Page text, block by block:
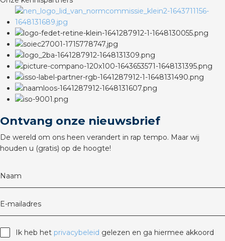
Ontvang onze nieuwsbrief
De wereld om ons heen verandert in rap tempo. Maar wij
houden u (gratis) op de hoogte!
Naam
E-mailadres
Ik heb het privacybeleid gelezen en ga hiermee akkoord